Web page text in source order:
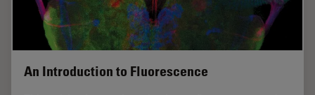
An Introduction to Fluorescence